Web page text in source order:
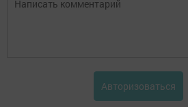
Авторизоваться